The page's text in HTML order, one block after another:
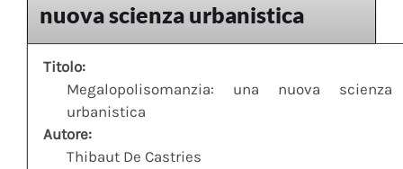
nuova scienza urbanistica
Titolo:
Megalopolisomanzia: una nuova scienza
urbanistica
Autore:
Thibaut De Castries